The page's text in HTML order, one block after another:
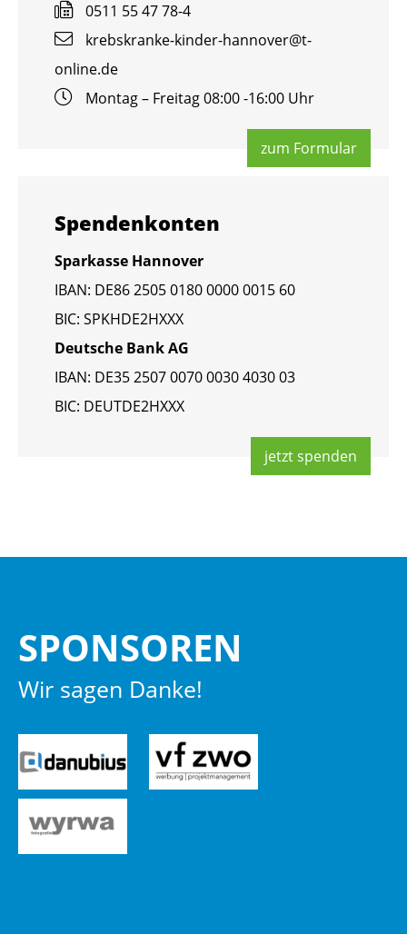
0511 55 47 78-4
krebs­kran­ke-kin­der-han­no­ver@​t-​
online.​de
Mon­tag – Frei­tag 08:00 -16:00 Uhr
zum For­mu­lar
Spen­den­kon­ten
Spar­kas­se Han­no­ver
IBAN: DE86 2505 0180 0000 0015 60
BIC: SPKHDE2HXXX
Deut­sche Bank AG
IBAN: DE35 2507 0070 0030 4030 03
BIC: DEUT­DE2HXXX
jetzt spen­den
SPON­SO­REN
Wir sagen Danke!